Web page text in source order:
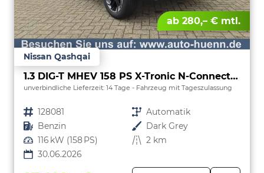
ab 280,– € mtl.
Nissan Qashqai
1.3 DIG-T MHEV 158 PS X-Tronic N-Connecta Teil-Leder PanoGlasdach Klimaautomatik Sitzheizung Lenkradheizung Navi ACC PDC v+h 360°Kamera DAB Bluetooth Touchscreen Apple CarPlay Android Auto 18"LM
unverbindliche Lieferzeit: 14 Tage Fahrzeug mit Tageszulassung
Fahrzeugnr. 128081 Getriebe Automatik
Kraftstoff Benzin Außenfarbe Dark Grey
Leistung 116 kW (158 PS) Kilometerstand 2 km
30.06.2026